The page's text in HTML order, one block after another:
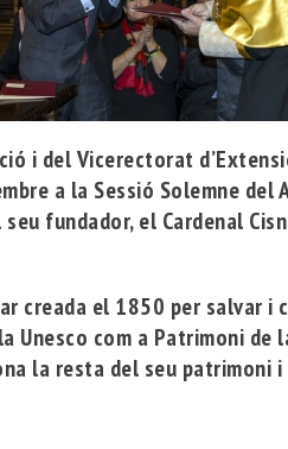
i del Vicerectorat
a la Sessió Solemne del
fundador, el Cardenal
creada el 1850 per salvar
Unesco com a Patrimoni de
la resta del seu